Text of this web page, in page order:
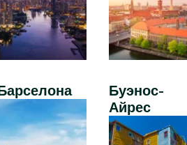
Буэнос-
Айрес